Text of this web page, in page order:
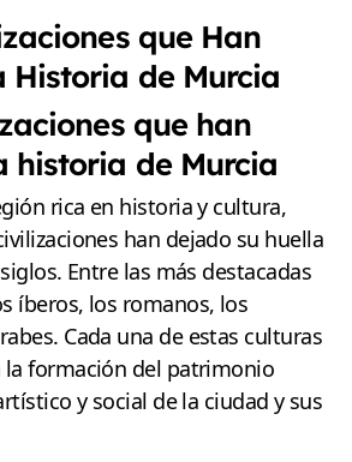
que Han
Historia de Murcia
que han
historia de Murcia
rica en historia y cultura,
han dejado su huella
Entre las más destacadas
íberos, los romanos, los
Cada una de estas culturas
formación del patrimonio
y social de la ciudad y sus